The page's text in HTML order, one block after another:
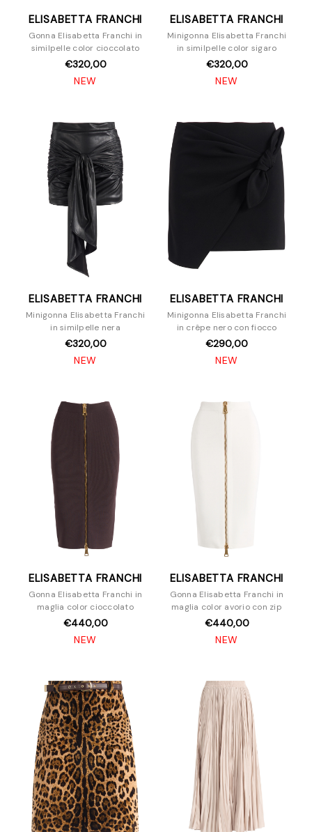
ELISABETTA FRANCHI
Gonna Elisabetta Franchi in
similpelle color cioccolato
€320,00
NEW
ELISABETTA FRANCHI
Minigonna Elisabetta Franchi
in similpelle color sigaro
€320,00
NEW
ELISABETTA FRANCHI
Minigonna Elisabetta Franchi
in similpelle nera
€320,00
NEW
ELISABETTA FRANCHI
Minigonna Elisabetta Franchi
in crêpe nero con fiocco
€290,00
NEW
ELISABETTA FRANCHI
Gonna Elisabetta Franchi in
maglia color cioccolato
€440,00
NEW
ELISABETTA FRANCHI
Gonna Elisabetta Franchi in
maglia color avorio con zip
€440,00
NEW